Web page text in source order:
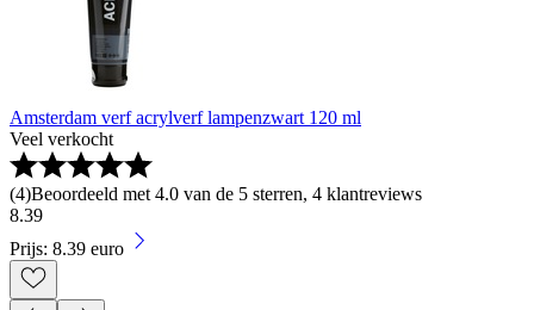
Amsterdam verf acrylverf lampenzwart 120 ml
Veel verkocht
(4)Beoordeeld met 4.0 van de 5 sterren, 4 klantreviews
8.39
Prijs: 8.39 euro